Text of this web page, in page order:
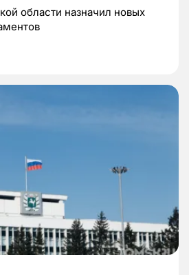
области назначил новых